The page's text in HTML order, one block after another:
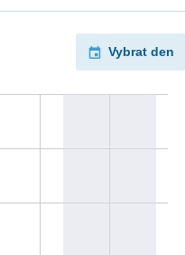
Vybrat den